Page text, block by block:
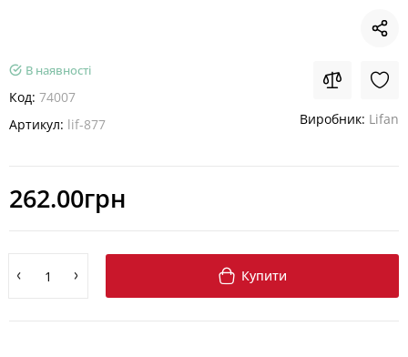
В наявності
Код: 74007
Артикул: lif-877 Виробник: Lifan
262.00грн
Купити